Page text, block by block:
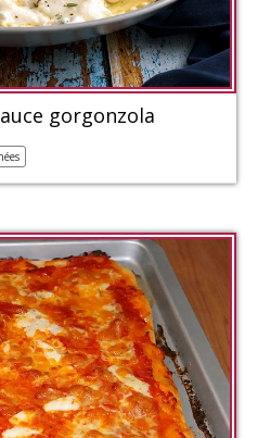
gorgonzola